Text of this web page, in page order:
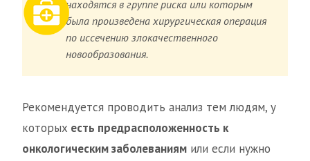
находятся в группе риска или которым
была произведена хирургическая операция
по иссечению злокачественного
новообразования.
Рекомендуется проводить анализ тем людям, у
которых есть предрасположенность к
онкологическим заболеваниям или если нужно